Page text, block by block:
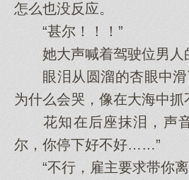
怎么也没反应。
“甚尔！！！”
她大声喊着驾驶位男人
眼泪从圆溜的杏眼中滑
为什么会哭，像在大海中抓
花知在后座抹泪，声音
尔，你停下好不好……”
“不行，雇主要求带你离